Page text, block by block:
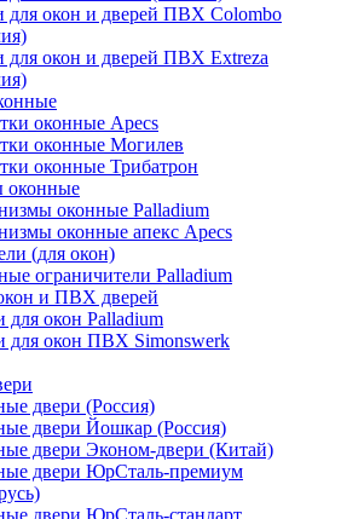
для окон и дверей ПВХ Colombo
для окон и дверей ПВХ Extreza
оконные Apecs
оконные Могилев
оконные Трибатрон
оконные
оконные Palladium
оконные апекс Apecs
(для окон)
ограничители Palladium
и ПВХ дверей
для окон Palladium
для окон ПВХ Simonswerk
двери (Россия)
двери Йошкар (Россия)
двери Эконом-двери (Китай)
двери ЮрСталь-премиум
двери ЮрСталь-стандарт